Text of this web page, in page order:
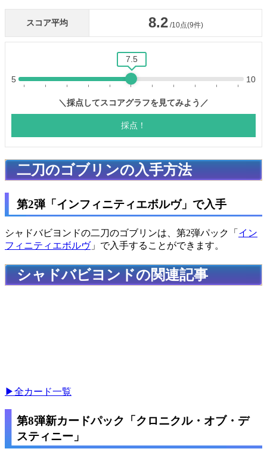
二刀のゴブリンの入手方法
第2弾「インフィニティエボルヴ」で入手
シャドバビヨンドの二刀のゴブリンは、第2弾パック「 イン
フィニティエボルヴ」で入手することができます。
シャドバビヨンドの関連記事
▶全カード一覧
第8弾新カードパック「クロニクル・オブ・デ
スティニー」